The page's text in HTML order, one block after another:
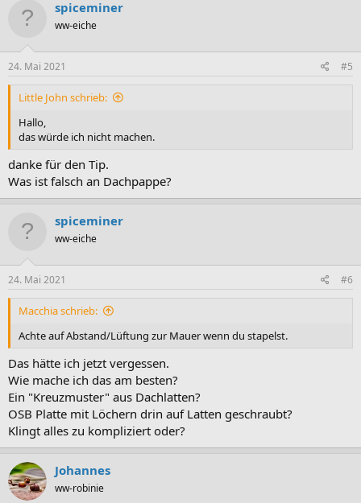
t
n
e
spiceminer
ww-eiche
24. Mai 2021 #5
Little John schrieb:
Hallo,
das würde ich nicht machen.
danke für den Tip.
Was ist falsch an Dachpappe?
spiceminer
ww-eiche
24. Mai 2021 #6
Macchia schrieb:
Achte auf Abstand/Lüftung zur Mauer wenn du stapelst.
Das hätte ich jetzt vergessen.
Wie mache ich das am besten?
Ein "Kreuzmuster" aus Dachlatten?
OSB Platte mit Löchern drin auf Latten geschraubt?
Klingt alles zu kompliziert oder?
Johannes
ww-robinie